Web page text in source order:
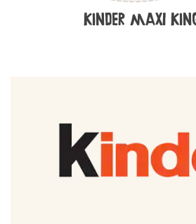
KINDER MAXI